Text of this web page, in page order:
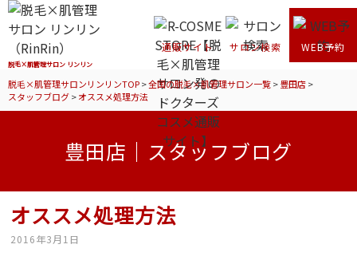
脱毛×肌管理サロン リンリン
通販サイト サロン検索 WEB予約
脱毛×肌管理サロンリンリンTOP>全国の脱毛×肌管理サロン一覧>豊田店>
スタッフブログ>オススメ処理方法
豊田店｜スタッフブログ
オススメ処理方法
2016年3月1日